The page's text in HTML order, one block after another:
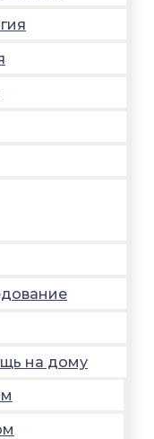
на дому